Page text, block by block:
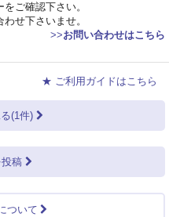
ご確認下さい。
せ下さいませ。
>>お問い合わせはこちら
★ ご利用ガイドはこちら
(1件)
稿
ついて